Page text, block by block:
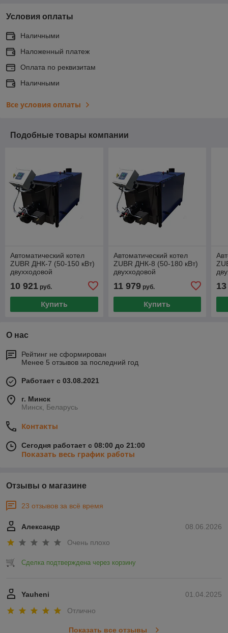
Условия оплаты
Наличными
Наложенный платеж
Оплата по реквизитам
Наличными
Все условия оплаты
Подобные товары компании
Автоматический котел
ZUBR ДНК-7 (50-150 кВт)
двухходовой
10 921 руб.
Купить
Автоматический котел
ZUBR ДНК-8 (50-180 кВт)
двухходовой
11 979руб.
Купить
О нас
Рейтинг не сформирован
Менее 5 отзывов за последний год
Работает с 03.08.2021
г. Минск
Минск, Беларусь
Контакты
Сегодня работает с 08:00 до 21:00
Показать весь график работы
Отзывы о магазине
23 отзывов за всё время
08.06.2026
Александр
Очень плохо
Сделка подтверждена через корзину
01.04.2025
Yauheni
Отлично
Показать все отзывы